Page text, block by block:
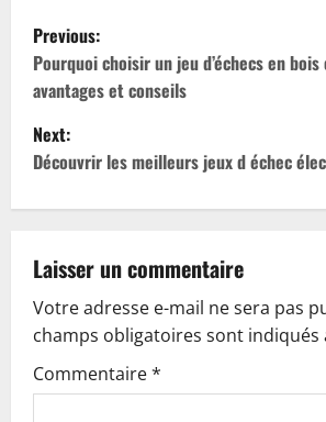
P
o
s
t
n
a
v
i
g
Previous:
Pourquoi choisir un jeu d’échecs en
avantages et conseils
Next:
Découvrir les meilleurs jeux d échec
Laisser un commentaire
Votre adresse e-mail ne sera pas
champs obligatoires sont indiqués
Commentaire*